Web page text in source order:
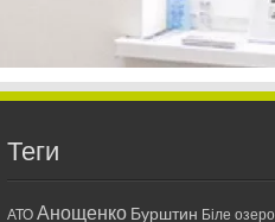
Теги
АТО Анощенко Бурштин Біле озеро